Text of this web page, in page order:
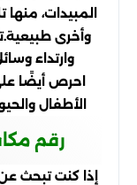
المبيدات،
وأخرى
وارتداء
احرص أيضًا
الأطفال
رقم
إذا كنت تبحث